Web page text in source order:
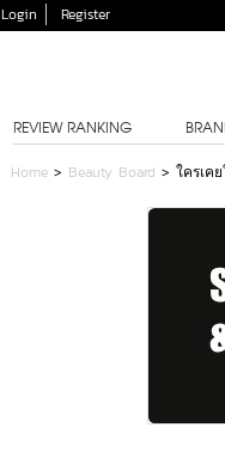
Login Register
REVIEW RANKING
Home > Beauty Board > ใครเค